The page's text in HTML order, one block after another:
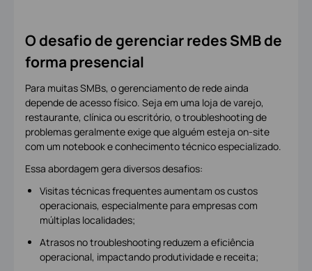
O desafio de gerenciar redes SMB de
forma presencial
Para muitas SMBs, o gerenciamento de rede ainda
depende de acesso físico. Seja em uma loja de varejo,
restaurante, clínica ou escritório, o troubleshooting de
problemas geralmente exige que alguém esteja on-site
com um notebook e conhecimento técnico especializado.
Essa abordagem gera diversos desafios:
Visitas técnicas frequentes aumentam os custos
operacionais, especialmente para empresas com
múltiplas localidades;
Atrasos no troubleshooting reduzem a eficiência
operacional, impactando produtividade e receita;